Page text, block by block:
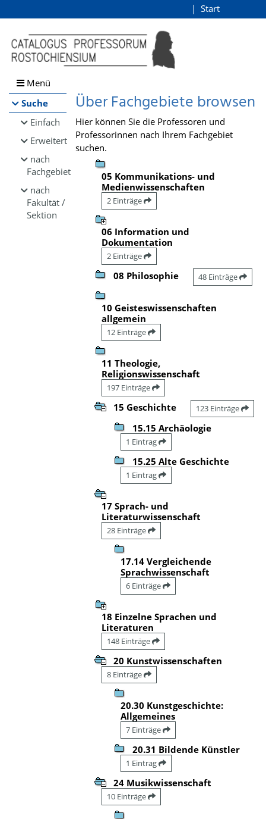
Browsen
direkt zum Inhalt
Start
Menü
Suche
Einfach
Erweitert
nach
Fachgebiet
nach
Fakultät /
Sektion
Über Fachgebiete browsen
Hier können Sie die Professoren und
Professorinnen nach Ihrem Fachgebiet
suchen.
05 Kommunikations- und
Medienwissenschaften
2 Einträge
06 Information und
Dokumentation
2 Einträge
08 Philosophie 48 Einträge
10 Geisteswissenschaften
allgemein
12 Einträge
11 Theologie,
Religionswissenschaft
197 Einträge
15 Geschichte 123 Einträge
15.15 Archäologie
1 Eintrag
15.25 Alte Geschichte
1 Eintrag
17 Sprach- und
Literaturwissenschaft
28 Einträge
17.14 Vergleichende
Sprachwissenschaft
6 Einträge
18 Einzelne Sprachen und
Literaturen
148 Einträge
20 Kunstwissenschaften
8 Einträge
20.30 Kunstgeschichte:
Allgemeines
7 Einträge
20.31 Bildende Künstler
1 Eintrag
24 Musikwissenschaft
10 Einträge